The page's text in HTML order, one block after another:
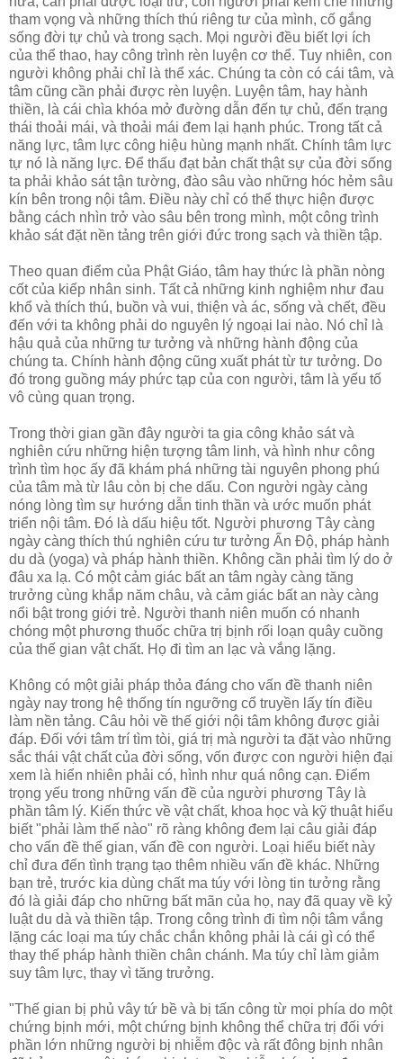
tham vọng và những thích thú riêng tư của mình, cố gắng
sống đời tự chủ và trong sạch. Mọi người đều biết lợi ích
của thể thao, hay công trình rèn luyện cơ thể. Tuy nhiên, con
người không phải chỉ là thể xác. Chúng ta còn có cái tâm, và
tâm cũng cần phải được rèn luyện. Luyện tâm, hay hành
thiền, là cái chìa khóa mở đường dẫn đến tự chủ, đến trạng
thái thoải mái, và thoải mái đem lại hạnh phúc. Trong tất cả
năng lực, tâm lực công hiệu hùng mạnh nhất. Chính tâm lực
tự nó là năng lực. Ðể thấu đạt bản chất thật sự của đời sống
ta phải khảo sát tận tường, đào sâu vào những hóc hẻm sâu
kín bên trong nội tâm. Ðiều này chỉ có thể thực hiện được
bằng cách nhìn trở vào sâu bên trong mình, một công trình
khảo sát đặt nền tảng trên giới đức trong sạch và thiền tập.
Theo quan điểm của Phật Giáo, tâm hay thức là phần nòng
cốt của kiếp nhân sinh. Tất cả những kinh nghiệm như đau
khổ và thích thú, buồn và vui, thiện và ác, sống và chết, đều
đến với ta không phải do nguyên lý ngoại lai nào. Nó chỉ là
hậu quả của những tư tưởng và những hành động của
chúng ta. Chính hành động cũng xuất phát từ tư tưởng. Do
đó trong guồng máy phức tạp của con người, tâm là yếu tố
vô cùng quan trọng.
Trong thời gian gần đây người ta gia công khảo sát và
nghiên cứu những hiện tượng tâm linh, và hình như công
trình tìm học ấy đã khám phá những tài nguyên phong phú
của tâm mà từ lâu còn bị che dấu. Con người ngày càng
nóng lòng tìm sự hướng dẫn tinh thần và ước muốn phát
triển nội tâm. Ðó là dấu hiệu tốt. Người phương Tây càng
ngày càng thích thú nghiên cứu tư tưởng Ấn Ðộ, pháp hành
du dà (yoga) và pháp hành thiền. Không cần phải tìm lý do ở
đâu xa lạ. Có một cảm giác bất an tâm ngày càng tăng
trưởng cùng khắp năm châu, và cảm giác bất an này càng
nổi bật trong giới trẻ. Người thanh niên muốn có nhanh
chóng một phương thuốc chữa trị bịnh rối loạn quây cuồng
của thế gian vật chất. Họ đi tìm an lạc và vắng lặng.
Không có một giải pháp thỏa đáng cho vấn đề thanh niên
ngày nay trong hệ thống tín ngưỡng cổ truyền lấy tín điều
làm nền tảng. Câu hỏi về thế giới nội tâm không được giải
đáp. Ðối với tâm trí tìm tòi, giá trị mà người ta đặt vào những
sắc thái vật chất của đời sống, vốn được con người hiện đại
xem là hiển nhiên phải có, hình như quá nông cạn. Ðiểm
trọng yếu trong những vấn đề của người phương Tây là
phần tâm lý. Kiến thức về vật chất, khoa học và kỹ thuật hiểu
biết "phải làm thế nào" rõ ràng không đem lại câu giải đáp
cho vấn đề thế gian, vấn đề con người. Loại hiểu biết này
chỉ đưa đến tình trạng tạo thêm nhiều vấn đề khác. Những
bạn trẻ, trước kia dùng chất ma túy với lòng tin tưởng rằng
đó là giải đáp cho những bất mãn của họ, nay đã quay về kỷ
luật du dà và thiền tập. Trong công trình đi tìm nội tâm vắng
lặng các loại ma túy chắc chắn không phải là cái gì có thể
thay thế pháp hành thiền chân chánh. Ma túy chỉ làm giảm
suy tâm lực, thay vì tăng trưởng.
"Thế gian bị phủ vây tứ bề và bị tấn công từ mọi phía do một
chứng bịnh mới, một chứng bịnh không thể chữa trị đối với
phần lớn những người bị nhiễm độc và rất đông bịnh nhân